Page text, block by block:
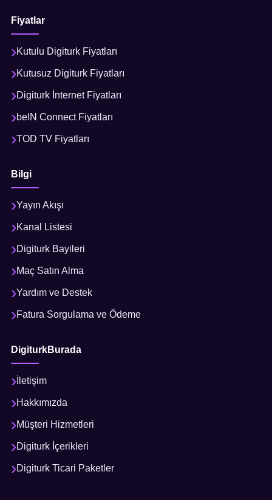
Fiyatlar
Kutulu Digiturk Fiyatları
Kutusuz Digiturk Fiyatları
Digiturk İnternet Fiyatları
beIN Connect Fiyatları
TOD TV Fiyatları
Bilgi
Yayın Akışı
Kanal Listesi
Digiturk Bayileri
Maç Satın Alma
Yardım ve Destek
Fatura Sorgulama ve Ödeme
DigiturkBurada
İletişim
Hakkımızda
Müşteri Hizmetleri
Digiturk İçerikleri
Digiturk Ticari Paketler